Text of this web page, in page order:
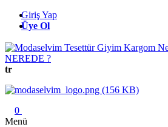
Giriş Yap
Üye Ol
NEREDE ?
tr
0
Menü